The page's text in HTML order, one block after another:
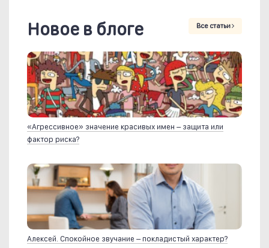
Новое в блоге Все статьи
«Агрессивное» значение красивых имен – защита или
фактор риска?
Алексей. Спокойное звучание – покладистый характер?